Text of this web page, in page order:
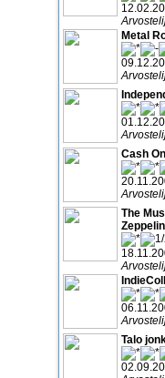
Metal
Cash
The
Zeppelin
Talo